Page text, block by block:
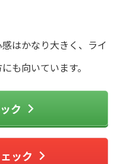
はかなり大きく、ライ
も向いています。
ク
ック